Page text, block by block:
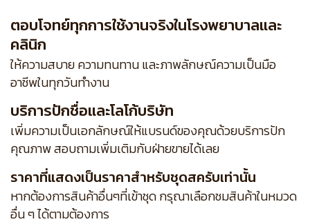
ตอบโจทย์ทุกการใช้งานจริงในโรงพยาบาลและ
คลินิก
ให้ความสบาย ความทนทาน และภาพลักษณ์ความเป็นมือ
อาชีพในทุกวันทำงาน
บริการปักชื่อและโลโก้บริษัท
เพิ่มความเป็นเอกลักษณ์ให้แบรนด์ของคุณด้วยบริการปัก
คุณภาพ สอบถามเพิ่มเติมกับฝ่ายขายได้เลย
ราคาที่แสดงเป็นราคาสำหรับชุดสครับเท่านั้น
หากต้องการสินค้าอื่นๆที่เข้าชุด กรุณาเลือกชมสินค้าในหมวด
อื่น ๆ ได้ตามต้องการ